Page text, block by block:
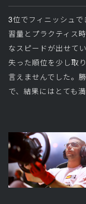
3位でフィニッシュ
習量とプラクティス
なスピードが出せて
失った順位を少し取
言えませんでした。
で、結果にはとても